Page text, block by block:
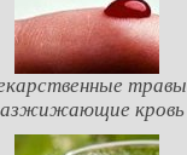
травы
кровь